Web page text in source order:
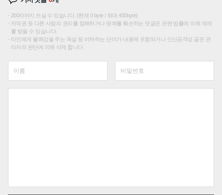
200자까지 쓰실 수 있습니다. (현재 0 byte / 최대 400byte)
저작권 등 다른 사람의 권리를 침해하거나 명예를 훼손하는 댓글은 관련 법률에 의해 제재
를 받을 수 있습니다.
타인에게 불쾌감을 주는 욕설 등 비하하는 단어가 내용에 포함되거나 인신공격성 글은 관
리자의 판단에 의해 삭제 합니다.